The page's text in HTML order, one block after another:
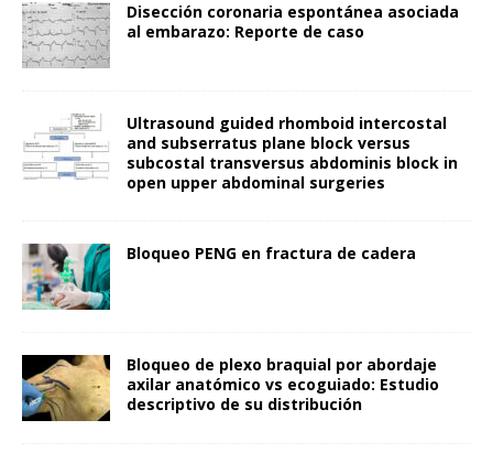
Disección coronaria espontánea asociada
al embarazo: Reporte de caso
Ultrasound guided rhomboid intercostal
and subserratus plane block versus
subcostal transversus abdominis block in
open upper abdominal surgeries
Bloqueo PENG en fractura de cadera
Bloqueo de plexo braquial por abordaje
axilar anatómico vs ecoguiado: Estudio
descriptivo de su distribución